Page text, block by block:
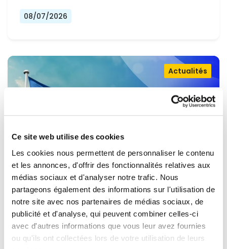
Ce site web utilise des cookies
Les cookies nous permettent de personnaliser le contenu
et les annonces, d'offrir des fonctionnalités relatives aux
médias sociaux et d'analyser notre trafic. Nous
partageons également des informations sur l'utilisation de
notre site avec nos partenaires de médias sociaux, de
publicité et d'analyse, qui peuvent combiner celles-ci
avec d'autres informations que vous leur avez fournies
ou qu'ils ont collectées lors de votre utilisation de leurs
08/07/2026
OUVRIR LA PORTE À L'UKRAINE,
MAINTENIR LA PRESSION SUR LA
RUSSIE
Actualités
Renew Europe appelle l'Ukraine à accélérer la